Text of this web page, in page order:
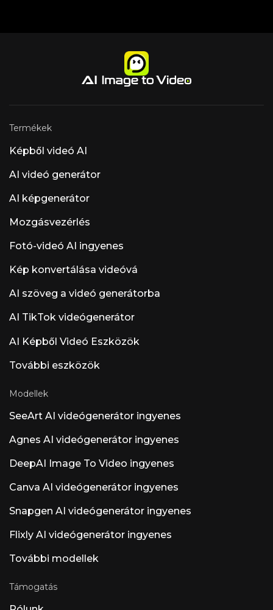
Termékek
Képből videó AI
AI videó generátor
AI képgenerátor
Mozgásvezérlés
Fotó-videó AI ingyenes
Kép konvertálása videóvá
AI szöveg a videó generátorba
AI TikTok videógenerátor
AI Képből Videó Eszközök
További eszközök
Modellek
SeeArt AI videógenerátor ingyenes
Agnes AI videógenerátor ingyenes
DeepAI Image To Video ingyenes
Canva AI videógenerátor ingyenes
Snapgen AI videógenerátor ingyenes
Flixly AI videógenerátor ingyenes
További modellek
Támogatás